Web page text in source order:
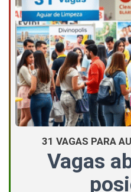
31 VAGAS PARA
Vagas